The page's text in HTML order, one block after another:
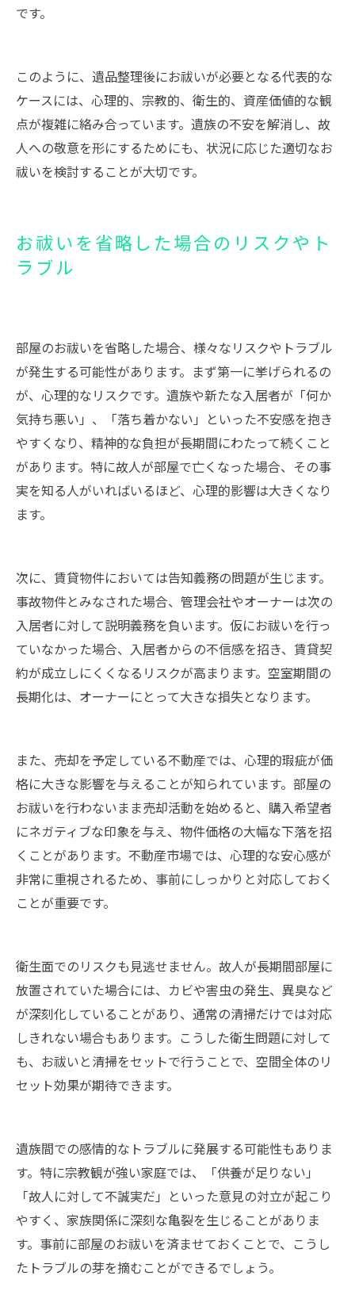
です。
このように、遺品整理後にお祓いが必要となる代表的な
ケースには、心理的、宗教的、衛生的、資産価値的な観
点が複雑に絡み合っています。遺族の不安を解消し、故
人への敬意を形にするためにも、状況に応じた適切なお
祓いを検討することが大切です。
お祓いを省略した場合のリスクやト
ラブル
部屋のお祓いを省略した場合、様々なリスクやトラブル
が発生する可能性があります。まず第一に挙げられるの
が、心理的なリスクです。遺族や新たな入居者が「何か
気持ち悪い」、「落ち着かない」といった不安感を抱き
やすくなり、精神的な負担が長期間にわたって続くこと
があります。特に故人が部屋で亡くなった場合、その事
実を知る人がいればいるほど、心理的影響は大きくなり
ます。
次に、賃貸物件においては告知義務の問題が生じます。
事故物件とみなされた場合、管理会社やオーナーは次の
入居者に対して説明義務を負います。仮にお祓いを行っ
ていなかった場合、入居者からの不信感を招き、賃貸契
約が成立しにくくなるリスクが高まります。空室期間の
長期化は、オーナーにとって大きな損失となります。
また、売却を予定している不動産では、心理的瑕疵が価
格に大きな影響を与えることが知られています。部屋の
お祓いを行わないまま売却活動を始めると、購入希望者
にネガティブな印象を与え、物件価格の大幅な下落を招
くことがあります。不動産市場では、心理的な安心感が
非常に重視されるため、事前にしっかりと対応しておく
ことが重要です。
衛生面でのリスクも見逃せません。故人が長期間部屋に
放置されていた場合には、カビや害虫の発生、異臭など
が深刻化していることがあり、通常の清掃だけでは対応
しきれない場合もあります。こうした衛生問題に対して
も、お祓いと清掃をセットで行うことで、空間全体のリ
セット効果が期待できます。
遺族間での感情的なトラブルに発展する可能性もありま
す。特に宗教観が強い家庭では、「供養が足りない」
「故人に対して不誠実だ」といった意見の対立が起こり
やすく、家族関係に深刻な亀裂を生じることがありま
す。事前に部屋のお祓いを済ませておくことで、こうし
たトラブルの芽を摘むことができるでしょう。